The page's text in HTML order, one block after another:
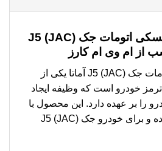
خرید لنت عقب دیسکی اتومات جک (JAC) J5
از ام وی ام کارز
لنت عقب دیسکی اتومات جک (JAC) J5 آماتا یکی از
خودرو است که وظیفه ایجاد
را بر عهده دارد. این محصول با
کیفیت بالا طراحی شده و برای خودرو جک (JAC) J5